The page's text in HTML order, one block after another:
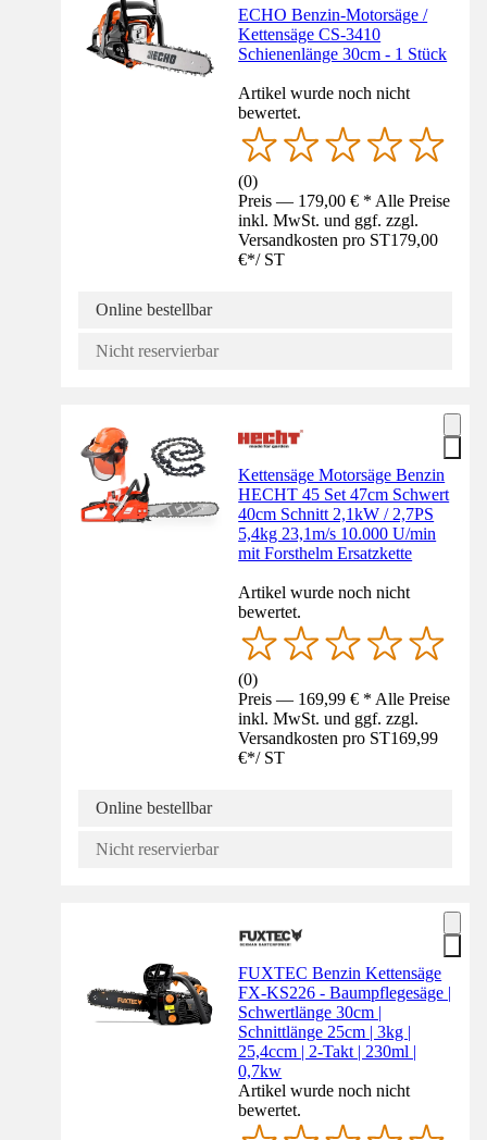
ECHO Benzin-Motorsäge /
Kettensäge CS-3410
Schienenlänge 30cm - 1 Stück
Artikel wurde noch nicht
bewertet.
(0)
Preis — 179,00 € * Alle Preise
inkl. MwSt. und ggf. zzgl.
Versandkosten pro ST179,00
€*/ ST
Online bestellbar
Nicht reservierbar
Kettensäge Motorsäge Benzin
HECHT 45 Set 47cm Schwert
40cm Schnitt 2,1kW / 2,7PS
5,4kg 23,1m/s 10.000 U/min
mit Forsthelm Ersatzkette
Artikel wurde noch nicht
bewertet.
(0)
Preis — 169,99 € * Alle Preise
inkl. MwSt. und ggf. zzgl.
Versandkosten pro ST169,99
€*/ ST
Online bestellbar
Nicht reservierbar
FUXTEC Benzin Kettensäge
FX-KS226 - Baumpflegesäge |
Schwertlänge 30cm |
Schnittlänge 25cm | 3kg |
25,4ccm | 2-Takt | 230ml |
0,7kw
Artikel wurde noch nicht
bewertet.